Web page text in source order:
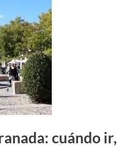
cuándo ir,